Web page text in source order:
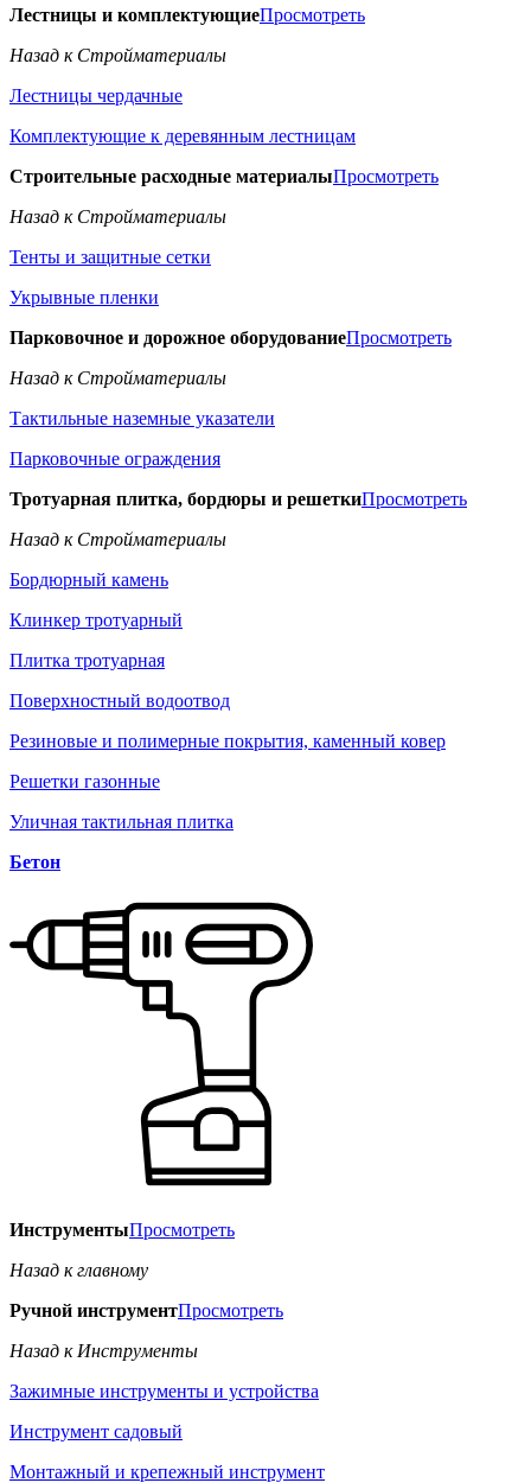
Лестницы и комплектующиеПросмотреть
Назад к Стройматериалы
Лестницы чердачные
Комплектующие к деревянным лестницам
Строительные расходные материалыПросмотреть
Назад к Стройматериалы
Тенты и защитные сетки
Укрывные пленки
Парковочное и дорожное оборудованиеПросмотреть
Назад к Стройматериалы
Тактильные наземные указатели
Парковочные ограждения
Тротуарная плитка, бордюры и решеткиПросмотреть
Назад к Стройматериалы
Бордюрный камень
Клинкер тротуарный
Плитка тротуарная
Поверхностный водоотвод
Резиновые и полимерные покрытия, каменный ковер
Решетки газонные
Уличная тактильная плитка
Бетон
ИнструментыПросмотреть
Назад к главному
Ручной инструментПросмотреть
Назад к Инструменты
Зажимные инструменты и устройства
Инструмент садовый
Монтажный и крепежный инструмент